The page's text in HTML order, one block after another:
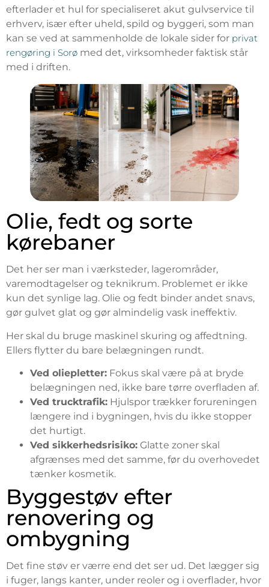
efterlader et hul for specialiseret akut gulvservice til
erhverv, især efter uheld, spild og byggeri, som man
kan se ved at sammenholde de lokale sider for privat
rengøring i Sorø med det, virksomheder faktisk står
med i driften.
Olie, fedt og sorte
kørebaner
Det her ser man i værksteder, lagerområder,
varemodtagelser og teknikrum. Problemet er ikke
kun det synlige lag. Olie og fedt binder andet snavs,
gør gulvet glat og gør almindelig vask ineffektiv.
Her skal du bruge maskinel skuring og affedtning.
Ellers flytter du bare belægningen rundt.
Ved oliepletter: Fokus skal være på at bryde
belægningen ned, ikke bare tørre overfladen af.
Ved trucktrafik: Hjulspor trækker forureningen
længere ind i bygningen, hvis du ikke stopper
det hurtigt.
Ved sikkerhedsrisiko: Glatte zoner skal
afgrænses med det samme, før du overhovedet
tænker kosmetik.
Byggestøv efter
renovering og
ombygning
Det fine støv er værre end det ser ud. Det lægger sig
i fuger, langs kanter, under reoler og i overflader, hvor